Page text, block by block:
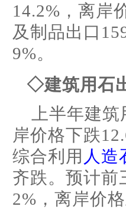
14.2%，离岸
及制品出口
9%。
◇建筑用石
上半年建
岸价格下跌
综合利用 人造
齐跌。预计前
2%，离岸价